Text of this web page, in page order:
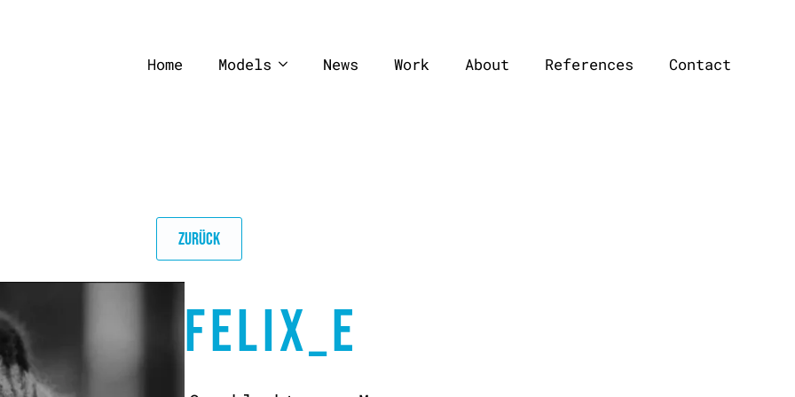
Home Models News Work About References Contact
ZURÜCK
FELIX_E